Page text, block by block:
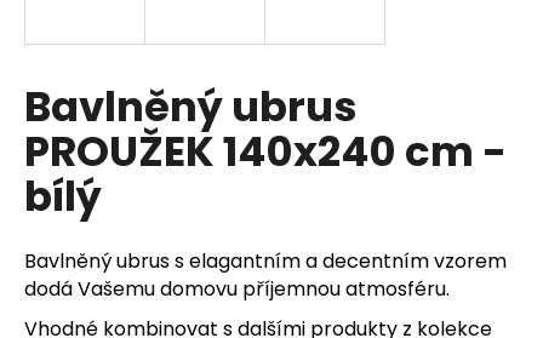
Bavlněný ubrus
PROUŽEK 140x240 cm -
bílý
Bavlněný ubrus s elagantním a decentním vzorem
dodá Vašemu domovu příjemnou atmosféru.
Vhodné kombinovat s dalšími produkty z kolekce
í
t
?
HLEDAT